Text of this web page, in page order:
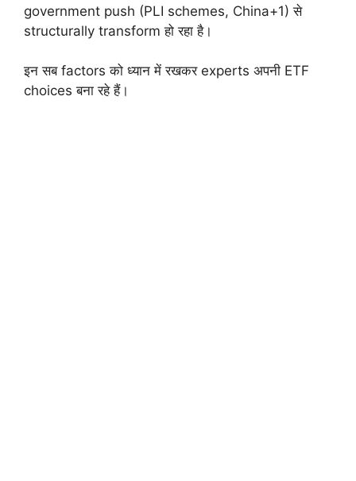
government push (PLI schemes, China+1) से
structurally transform हो रहा है।
इन सब factors को ध्यान में रखकर experts अपनी ETF
choices बना रहे हैं।